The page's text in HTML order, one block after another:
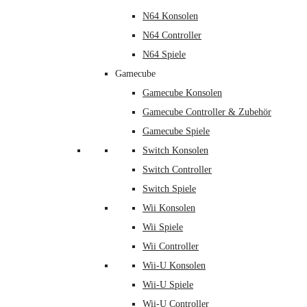
N64 Konsolen
N64 Controller
N64 Spiele
Gamecube
Gamecube Konsolen
Gamecube Controller & Zubehör
Gamecube Spiele
Switch Konsolen
Switch Controller
Switch Spiele
Wii Konsolen
Wii Spiele
Wii Controller
Wii-U Konsolen
Wii-U Spiele
Wii-U Controller